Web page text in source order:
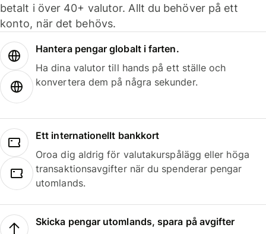
betalt i över 40+ valutor. Allt du behöver på ett
konto, när det behövs.
Hantera pengar globalt i farten.
Ha dina valutor till hands på ett ställe och
konvertera dem på några sekunder.
Ett internationellt bankkort
Oroa dig aldrig för valutakurspålägg eller höga
transaktionsavgifter när du spenderar pengar
utomlands.
Skicka pengar utomlands, spara på avgifter